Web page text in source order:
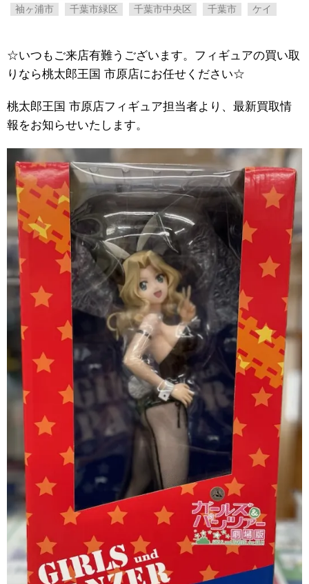
袖ヶ浦市
千葉市緑区 千葉市中央区 千葉市 ケイ
☆いつもご来店有難うございます。フィギュアの買い取
りなら桃太郎王国 市原店にお任せください☆
桃太郎王国 市原店フィギュア担当者より、最新買取情
報をお知らせいたします。